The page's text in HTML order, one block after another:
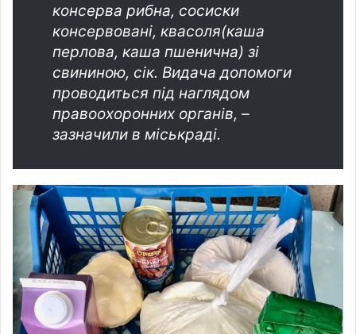
консерва рибна, сосиски
консервовані, квасоля(каша
перлова, каша пшенична) зі
свининою, сік. Видача допомоги
проводиться під наглядом
правоохоронних органів, –
зазначили в міськраді.